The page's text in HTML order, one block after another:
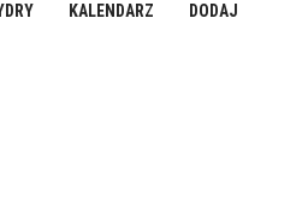
KALENDARZ DODAJ